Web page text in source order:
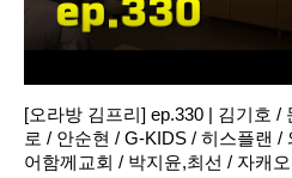
[오라방 김프리] ep.330 | 김기호 /
로 / 안순현 / G-KIDS / 히스플랜 /
어함께교회 / 박지윤,최선 / 자캐